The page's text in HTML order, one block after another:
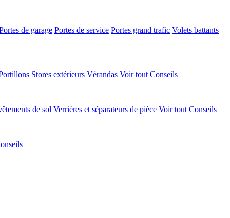
de garage Portes de service Portes grand trafic Volets battants
Stores extérieurs Vérandas Voir tout Conseils
de sol Verrières et séparateurs de pièce Voir tout Conseils